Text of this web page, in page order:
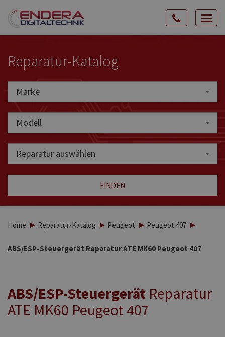
Reparatur-Katalog
MarkeMarke
Modell
Reparatur auswählen
FINDEN
Home Reparatur-Katalog Peugeot Peugeot 407
ABS/ESP-Steuergerät Reparatur ATE MK60 Peugeot 407
ABS/ESP-Steuergerät Reparatur
ATE MK60 Peugeot 407